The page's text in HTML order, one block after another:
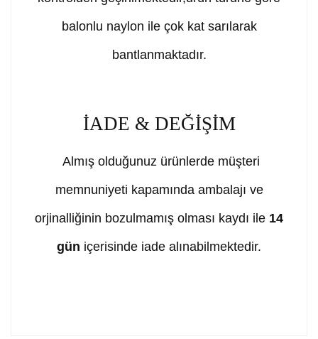
balonlu naylon ile çok kat sarılarak
bantlanmaktadır.
İADE & DEĞİŞİM
Almış olduğunuz ürünlerde müşteri
memnuniyeti kapamında ambalajı ve
orjinalliğinin bozulmamış olması kaydı ile 14
gün içerisinde iade alınabilmektedir.